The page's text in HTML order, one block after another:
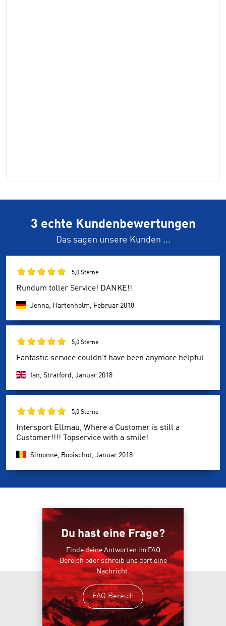
3 echte Kundenbewertungen
Das sagen unsere Kunden ...
5,0 Sterne
Rundum toller Service! DANKE!!
Jenna, Hartenholm, Februar 2018
5,0 Sterne
Fantastic service couldn't have been anymore helpful
Ian, Stratford, Januar 2018
5,0 Sterne
Intersport Ellmau, Where a Customer is still a
Customer!!!! Topservice with a smile!
Simonne, Booischot, Januar 2018
Du hast eine Frage?
Finde deine Antworten im FAQ
Bereich oder schreib uns dort eine
Nachricht.
FAQ Bereich